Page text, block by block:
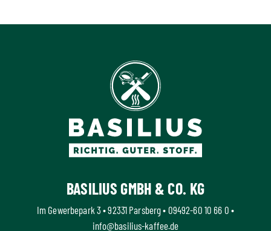
BASILIUS GMBH & CO. KG
Im Gewerbepark 3 • 92331 Parsberg • 09492-60 10 66 0 •
info@basilius-kaffee.de